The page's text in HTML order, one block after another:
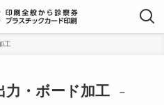
工
力・ボード加工
–